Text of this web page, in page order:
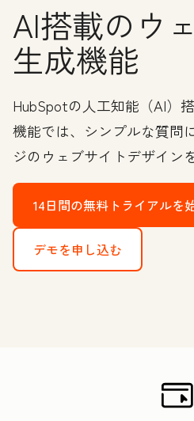
AI搭載のウ
生成機能
HubSpotの人工知能（AI）
機能では、シンプルな質問
ジのウェブサイトデザイン
14日間の無料トライアルを
デモを申し込む